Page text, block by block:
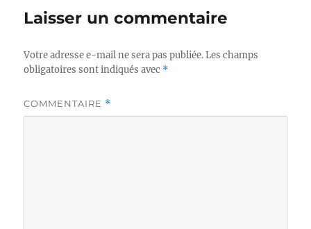
Laisser un commentaire
Votre adresse e-mail ne sera pas publiée. Les champs
obligatoires sont indiqués avec *
COMMENTAIRE *